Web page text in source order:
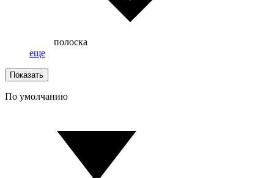
полоска
еще
Показать
По умолчанию